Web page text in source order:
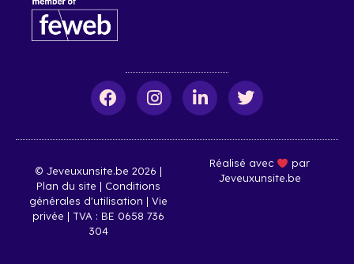
© Jeveuxunsite.be 2026 |
Plan du site | Conditions
générales d'utilisation |Vie
privée | TVA : BE 0658 736
304
Réalisé avec
par
Jeveuxunsite.be​​